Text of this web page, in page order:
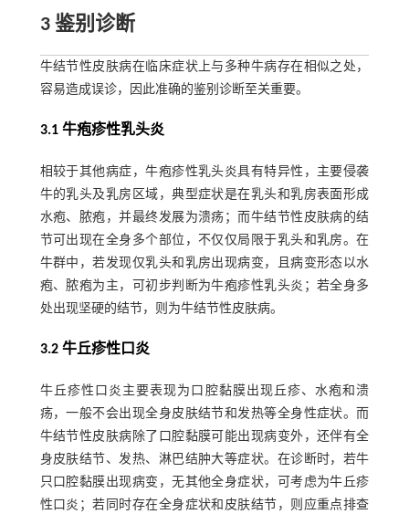
3 鉴别诊断
牛结节性皮肤病在临床症状上与多种牛病存在相似之处，
容易造成误诊，因此准确的鉴别诊断至关重要。
3.1 牛疱疹性乳头炎
相较于其他病症，牛疱疹性乳头炎具有特异性，主要侵袭
牛的乳头及乳房区域，典型症状是在乳头和乳房表面形成
水疱、脓疱，并最终发展为溃疡；而牛结节性皮肤病的结
节可出现在全身多个部位，不仅仅局限于乳头和乳房。在
牛群中，若发现仅乳头和乳房出现病变，且病变形态以水
疱、脓疱为主，可初步判断为牛疱疹性乳头炎；若全身多
处出现坚硬的结节，则为牛结节性皮肤病。
3.2 牛丘疹性口炎
牛丘疹性口炎主要表现为口腔黏膜出现丘疹、水疱和溃
疡，一般不会出现全身皮肤结节和发热等全身性症状。而
牛结节性皮肤病除了口腔黏膜可能出现病变外，还伴有全
身皮肤结节、发热、淋巴结肿大等症状。在诊断时，若牛
只口腔黏膜出现病变，无其他全身症状，可考虑为牛丘疹
性口炎；若同时存在全身症状和皮肤结节，则应重点排查